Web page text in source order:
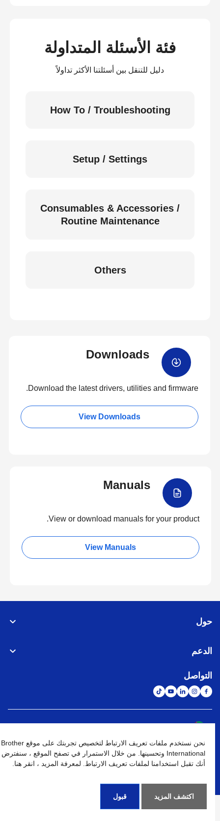
فئة الأسئلة المتداولة
دليل للتنقل بين أسئلتنا الأكثر تداولاً
How To / Troubleshooting
Setup / Settings
Consumables & Accessories /
Routine Maintenance
Others
Downloads
Download the latest drivers, utilities and firmware.
View Downloads
Manuals
View or download manuals for your product.
View Manuals
حول
الدعم
التواصل
نهج الخصوصية شروط الإستخدام خريطة الموقع الإنتقال إلى الموقع العالمي
نحن نستخدم ملفات تعريف الارتباط لتخصيص تجربتك على موقع Brother
International وتحسينها. من خلال الاستمرار في تصفح الموقع ، سنفترض
أنك تقبل استخدامنا لملفات تعريف الارتباط. لمعرفة المزيد ، انقر هنا.
اكتشف المزيد قبول